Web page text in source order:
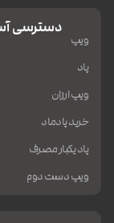
دسترسی
ویپ
پاد
ویپ ارزان
خرید پادماد
پاد یکبار مصرف
ویپ دست دوم